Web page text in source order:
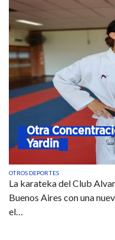
Otra
Yardin
OTROS DEPORTES
La karateka del Club
Buenos Aires con una
el…